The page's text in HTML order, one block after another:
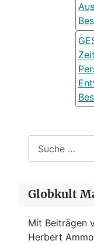
Globkult
Mit Beiträgen
Herbert